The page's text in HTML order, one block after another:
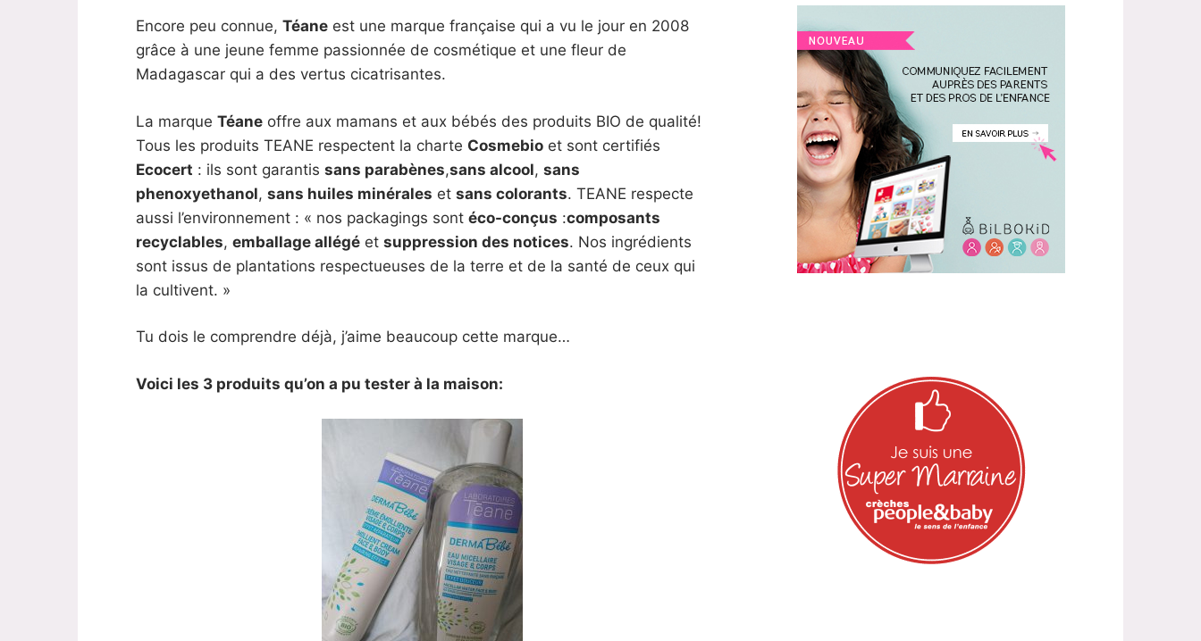
Encore peu connue, Téane est une marque française qui a vu le jour en 2008
grâce à une jeune femme passionnée de cosmétique et une fleur de
Madagascar qui a des vertus cicatrisantes.
La marque Téane offre aux mamans et aux bébés des produits BIO de qualité!
Tous les produits TEANE respectent la charte Cosmebio et sont certifiés
Ecocert : ils sont garantis sans parabènes,sans alcool, sans
phenoxyethanol, sans huiles minérales et sans colorants. TEANE respecte
aussi l’environnement : « nos packagings sont éco-conçus :composants
recyclables, emballage allégé et suppression des notices. Nos ingrédients
sont issus de plantations respectueuses de la terre et de la santé de ceux qui
la cultivent. »
Tu dois le comprendre déjà, j’aime beaucoup cette marque…
Voici les 3 produits qu’on a pu tester à la maison: